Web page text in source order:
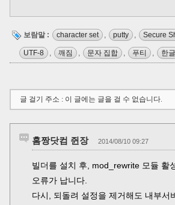
보람말 : character set , putty , Secure
UTF-8 , 깨짐 , 문자 집합 , 푸티 , 한글
글 걸기 주소 : 이 글에는 글을 걸 수 없습니다.
홈짱닷컴 쥔장 2014/08/10 09:27
빌더를 설치 후, mod_rewrite 모듈 활
오류가 납니다.
다시, 되돌려 설정을 제거해도 내부서